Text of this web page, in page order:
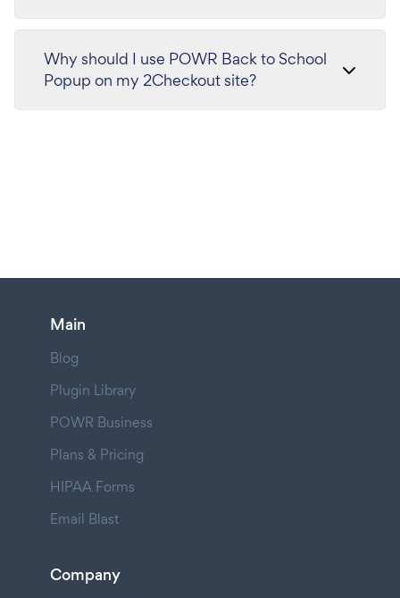
Why should I use POWR Back to School
Popup on my 2Checkout site?
Main
Blog
Plugin Library
POWR Business
Plans & Pricing
HIPAA Forms
Email Blast
Company